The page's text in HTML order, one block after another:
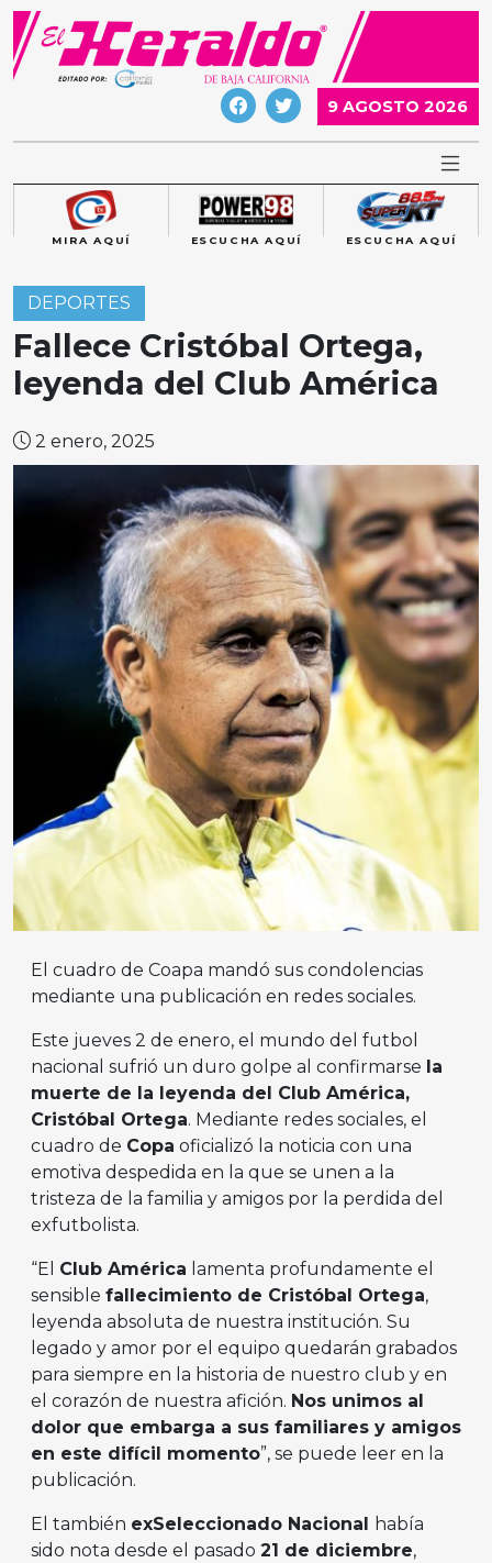
Skip
content
9 AGOSTO 2026
MIRA AQUÍ ESCUCHA AQUÍ ESCUCHA AQUÍ
DEPORTES
Fallece Cristóbal Ortega,
leyenda del Club América
2 enero, 2025
El cuadro de Coapa mandó sus condolencias
mediante una publicación en redes sociales.
Este jueves 2 de enero, el mundo del futbol
nacional sufrió un duro golpe al confirmarse la
muerte de la leyenda del Club América,
Cristóbal Ortega. Mediante redes sociales, el
cuadro de Copa oficializó la noticia con una
emotiva despedida en la que se unen a la
tristeza de la familia y amigos por la perdida del
exfutbolista.
“El Club América lamenta profundamente el
sensible fallecimiento de Cristóbal Ortega,
leyenda absoluta de nuestra institución. Su
legado y amor por el equipo quedarán grabados
para siempre en la historia de nuestro club y en
el corazón de nuestra afición. Nos unimos al
dolor que embarga a sus familiares y amigos
en este difícil momento”, se puede leer en la
publicación.
El también exSeleccionado Nacional
había
sido nota desde el pasado 21 de diciembre,